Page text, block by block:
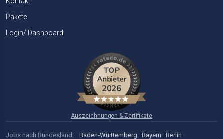
Pakete
Login/ Dashboard
Auszeichnungen & Zertifikate
Jobs nach Bundesland: Baden-Württemberg · Bayern · Berlin ·